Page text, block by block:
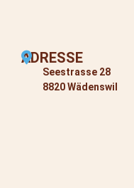
ADRESSE
Seestrasse 28
8820 Wädenswil